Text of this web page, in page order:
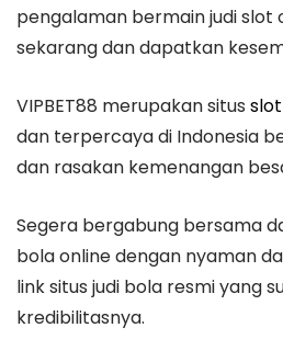
pengalaman bermain judi slot
sekarang dan dapatkan
VIPBET88 merupakan situs
dan terpercaya di Indonesia
dan rasakan kemenangan
Segera bergabung bersama
bola online dengan nyaman
link situs judi bola resmi yang
kredibilitasnya.